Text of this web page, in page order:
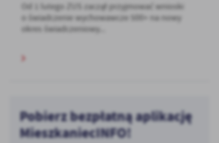
Od 1 lutego ZUS zaczął przyjmować wnioski
o świadczenie wychowawcze 500+ na nowy
okres świadczeniowy...
Pobierz bezpłatną aplikację
MieszkaniecINFO!